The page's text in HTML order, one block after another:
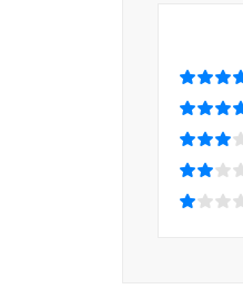
낙관은 사라졌
닥칠지 모를 좌
스토아 철학
“사람들을 망